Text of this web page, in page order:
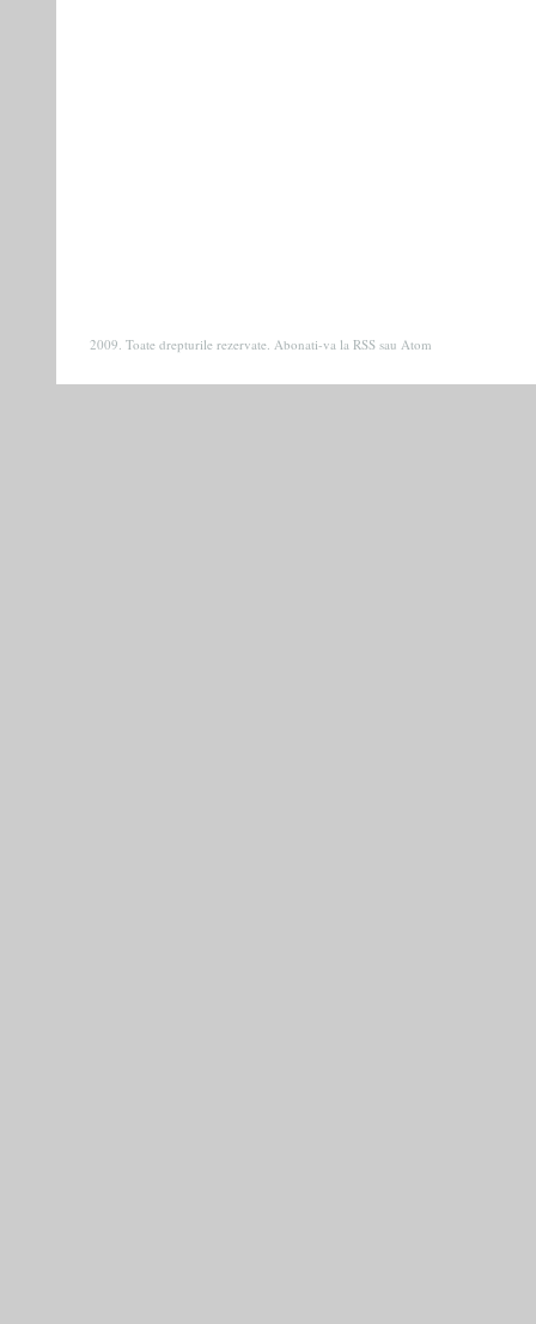
2009. Toate drepturile rezervate. Abonati-va la RSS sau Atom